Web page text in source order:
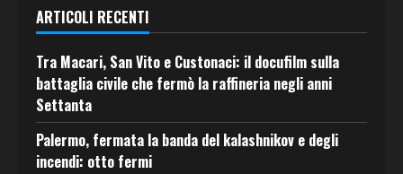
ARTICOLI RECENTI
Tra Macari, San Vito e Custonaci: il docufilm sulla
battaglia civile che fermò la raffineria negli anni
Settanta
Palermo, fermata la banda del kalashnikov e degli
incendi: otto fermi